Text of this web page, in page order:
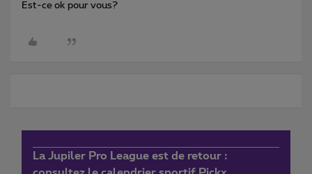
Est-ce ok pour vous?
La Jupiler Pro League est de retour :